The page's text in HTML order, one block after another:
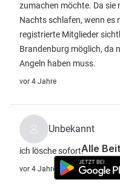
zumachen möchte. Da
Nachts schlafen, wenn es
registrierte Mitglieder
Brandenburg möglich, da
Angeln haben muss.
vor 4 Jahre
Unbekannt
ich lösche sofort.
vor 4 Jahre
Alle